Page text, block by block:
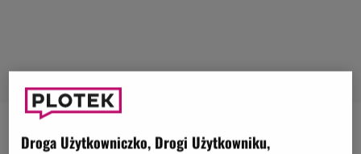
Jeremiah "Jay" Dąbrowski i Eliza Milewska poznali
Droga Użytkowniczko, Drogi Użytkowniku,